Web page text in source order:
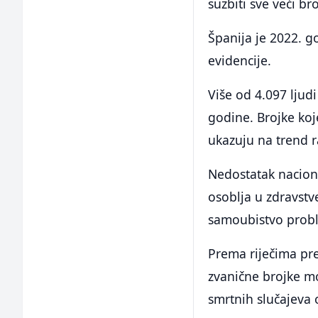
suzbiti sve veći
Španija je 2022.
evidencije.
Više od 4.097
godine. Brojke
ukazuju na trend
Nedostatak
osoblja u
samoubistvo
Prema riječima
zvanične brojke
smrtnih